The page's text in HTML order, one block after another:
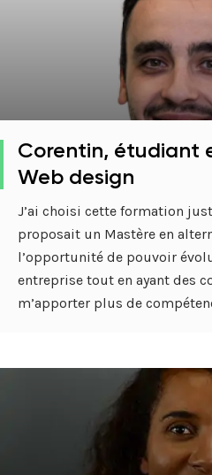
Corentin, étudiant
Web design
J’ai choisi cette formation
proposait un Mastère en
l’opportunité de pouvoir
entreprise tout en ayant des
m’apporter plus de